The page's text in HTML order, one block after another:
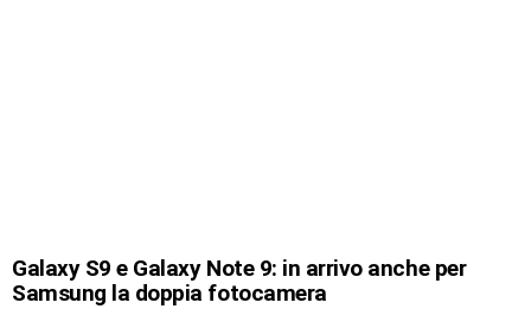
Galaxy S9 e Galaxy Note 9: in arrivo anche per
Samsung la doppia fotocamera